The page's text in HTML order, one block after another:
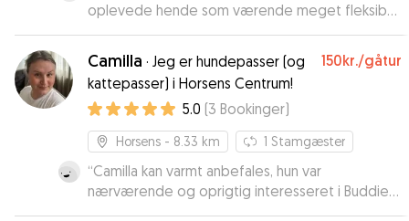
oplevede hende som værende meget fleksibel,
og hun tog imod opgaven på trods af den ene
af vores hunde var nyligt opereret, og dertil lidt
ekstra hensyn der skulle tages ”
Camilla · Jeg er hundepasser (og
kattepasser) i Horsens Centrum!
150kr./gåtur
5.0 (3 Bookinger)
Horsens - 8.33 km 1 Stamgæster
“Camilla kan varmt anbefales, hun var
nærværende og oprigtig interesseret i Buddie
vores Coton de tulear, hun sendte fine billeder,